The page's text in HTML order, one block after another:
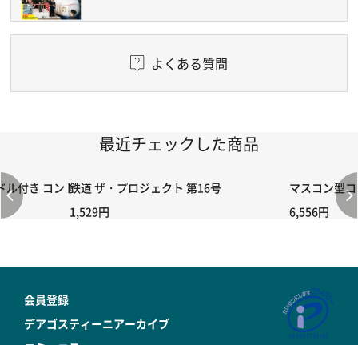
よくある質問
最近チェックした商品
付き コントローラー＆ポイント切り替えスイッチRC-02/C002 /
鉄道 ザ・プロジェクト 第16号
1,529円
マスコン型
6,556円
会員登録
デアゴスティーニアーカイブ